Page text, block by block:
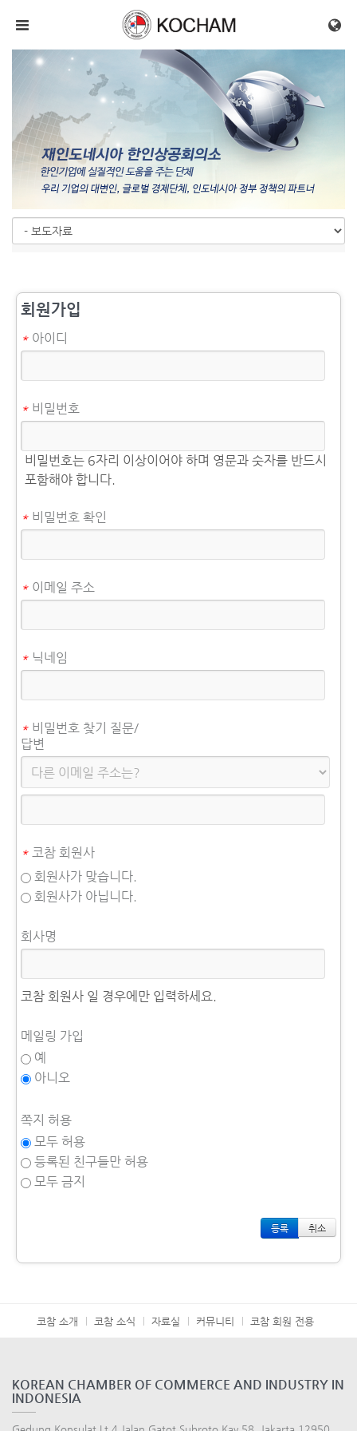
메뉴 건너뛰기
회원가입
* 아이디
* 비밀번호
비밀번호는 6자리 이상이어야 하며 영문과 숫자를 반드시
포함해야 합니다.
* 비밀번호 확인
* 이메일 주소
* 닉네임
* 비밀번호 찾기 질문/
답변
* 코참 회원사
회원사가 맞습니다.
회원사가 아닙니다.
회사명
코참 회원사 일 경우에만 입력하세요.
메일링 가입
예
아니오
쪽지 허용
모두 허용
등록된 친구들만 허용
모두 금지
취소
코참 소개 코참 소식 자료실 커뮤니티 코참 회원 전용
KOREAN CHAMBER OF COMMERCE AND INDUSTRY IN
INDONESIA